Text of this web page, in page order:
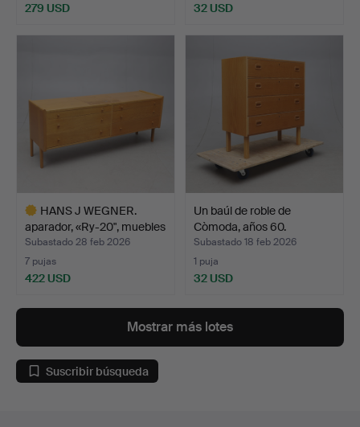
279 USD 32 USD
HANS J WEGNER.
aparador, «Ry-20", muebles
…
Subastado 28 feb 2026
7 pujas
422 USD
seleccionado
Un baúl de roble de
Còmoda, años 60.
Subastado 18 feb 2026
1 puja
32 USD
Mostrar más lotes
Suscribir búsqueda